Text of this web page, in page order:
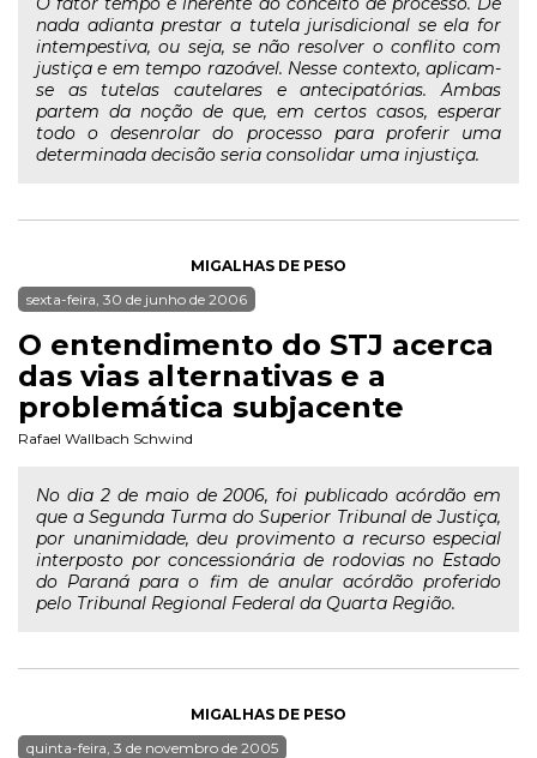
nada adianta prestar a tutela jurisdicional se ela for
intempestiva, ou seja, se não resolver o conflito com
justiça e em tempo razoável. Nesse contexto, aplicam-
se as tutelas cautelares e antecipatórias. Ambas
partem da noção de que, em certos casos, esperar
todo o desenrolar do processo para proferir uma
determinada decisão seria consolidar uma injustiça.
MIGALHAS DE PESO
sexta-feira, 30 de junho de 2006
O entendimento do STJ acerca
das vias alternativas e a
problemática subjacente
Rafael Wallbach Schwind
No dia 2 de maio de 2006, foi publicado acórdão em
que a Segunda Turma do Superior Tribunal de Justiça,
por unanimidade, deu provimento a recurso especial
interposto por concessionária de rodovias no Estado
do Paraná para o fim de anular acórdão proferido
pelo Tribunal Regional Federal da Quarta Região.
MIGALHAS DE PESO
quinta-feira, 3 de novembro de 2005